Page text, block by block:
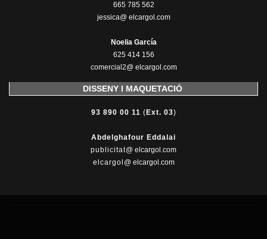
665 785 562
jessica@ elcargol.com
Noelia García
625 414 156
comercial2@ elcargol.com
DISSENY I MAQUETACIÓ
93 890 00 11 ( Ext. 03)
Abdelghafour Eddalai
publicitat@ elcargol.com
elcargol @ elcargol.com